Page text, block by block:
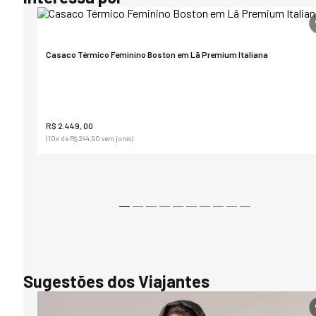
Casaco Térmico Feminino Boston em Lã Premium Italiana
R$ 2.449, 00
(10x de R$ 244,90 sem juros)
Sugestões dos Viajantes